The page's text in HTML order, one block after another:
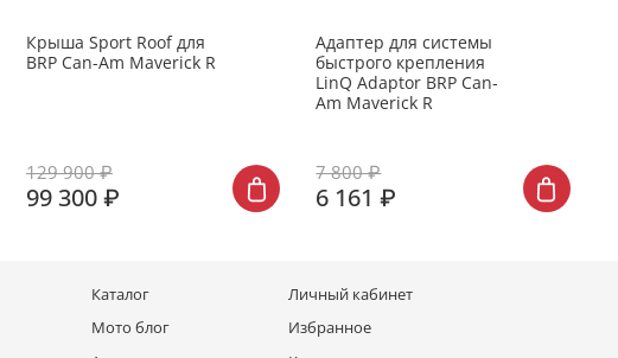
Крыша Sport Roof для
BRP Can-Am Maverick R
129 900 ₽
99 300 ₽
Адаптер для системы
быстрого крепления
LinQ Adaptor BRP Can-
Am Maverick R
7 800 ₽
6 161 ₽
Каталог
Мото блог
Личный кабинет
Избранное